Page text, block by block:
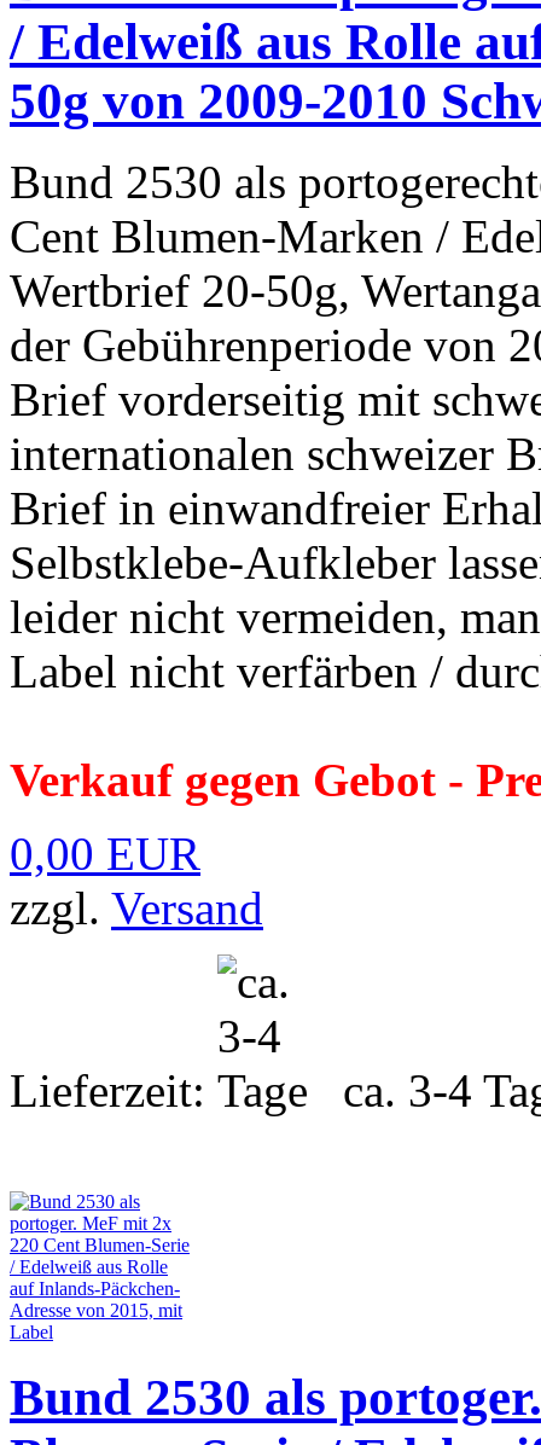
/ Edelweiß aus Rolle
50g von 2009-2010
Bund 2530 als
Cent Blumen-Marken /
Wertbrief 20-50g,
der Gebührenperiode von
Brief vorderseitig mit
internationalen schweizer
Brief in einwandfreier
Selbstklebe-Aufkleber
leider nicht vermeiden,
Label nicht verfärben /
Verkauf gegen Gebot -
0,00 EUR
zzgl. Versand
Lieferzeit: ca. 3-4
Bund 2530 als